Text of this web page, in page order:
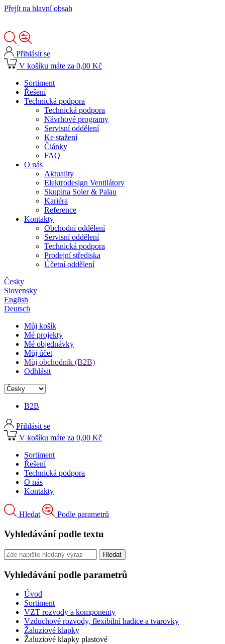
Přejít na hlavní obsah
Přihlásit se
V košíku máte za 0,00 Kč
Sortiment
Řešení
Technická podpora
Technická podpora
Návrhové programy
Servisní oddělení
Ke stažení
Články
FAQ
O nás
Aktuality
Elektrodesign Ventilátory
Skupina Soler & Palau
Kariéra
Reference
Kontakty
Obchodní oddělení
Servisní oddělení
Technická podpora
Prodejní střediska
Účetní oddělení
Česky
Slovensky
English
Deutsch
Můj košík
Mé projekty
Mé objednávky
Můj účet
Můj obchodník (B2B)
Odhlásit
B2B
Přihlásit se
V košíku máte za 0,00 Kč
Sortiment
Řešení
Technická podpora
O nás
Kontakty
Hledat Podle parametrů
Vyhledávání podle textu
Vyhledávání podle parametrů
Úvod
Sortiment
VZT rozvody a komponenty
Vzduchové rozvody, flexibilní hadice a tvarovky
Žaluziové klapky
Žaluziové klapky plastové